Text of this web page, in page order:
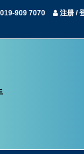
909 7070
注册 /